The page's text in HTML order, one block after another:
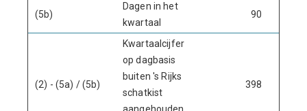
(5b)
Dagen in het
kwartaal
90
(2) - (5a) / (5b)
Kwartaalcijfer
op dagbasis
buiten 's Rijks
schatkist
398